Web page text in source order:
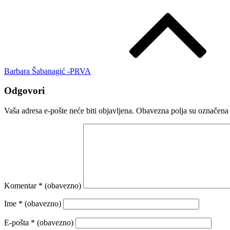
Barbara Šabanagić -PRVA
Odgovori
Vaša adresa e-pošte neće biti objavljena. Obavezna polja su
Komentar * (obavezno)
Ime * (obavezno)
E-pošta * (obavezno)